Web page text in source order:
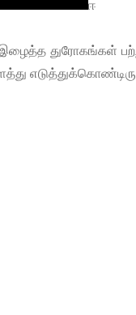
ஈ
துரோகங்கள்